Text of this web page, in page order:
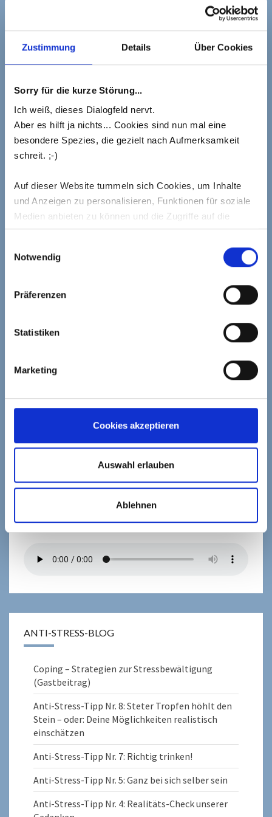
Zustimmung Details Über Cookies
Sorry für die kurze Störung...
Ich weiß, dieses Dialogfeld nervt.
Aber es hilft ja nichts... Cookies sind nun mal eine
besondere Spezies, die gezielt nach Aufmerksamkeit
schreit. ;-)
Auf dieser Website tummeln sich Cookies, um Inhalte
und Anzeigen zu personalisieren, Funktionen für soziale
Medien anbieten zu können und die Zugriffe auf die
Website zu analysieren.
Mehr dazu erfährst Du in meiner Cookie-Erklärung und in
Notwendig
Präferenzen
Statistiken
Marketing
Cookies akzeptieren
Auswahl erlauben
Ablehnen
Erkältungszeit… Überall begegnen mir gerade
Schniefnasen, es hustet um mich herum. Die
Erkältungszeit hat begonnen. Bühne frei für die freien
Radikale. Bei der Abwehr von Krankheitserregern
in der Lage sind, aggressive Bakterien oder Viren
gezielt anzugreifen und zu zerstören sowie akute
Entzündungsprozesse…
ANWENDBAREN TIPPS GEGEN DEINEN STRESS!
BARBARA IM PODCAST BEI JOHANNES SCHULTE
ANTI-STRESS-BLOG
Coping – Strategien zur Stressbewältigung
(Gastbeitrag)
Anti-Stress-Tipp Nr. 8: Steter Tropfen höhlt den
Stein – oder: Deine Möglichkeiten realistisch
einschätzen
Anti-Stress-Tipp Nr. 7: Richtig trinken!
Anti-Stress-Tipp Nr. 5: Ganz bei sich selber sein
Anti-Stress-Tipp Nr. 4: Realitäts-Check unserer